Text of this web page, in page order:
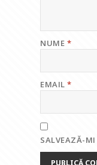
NUME *
EMAIL*
SALVEAZĂ-